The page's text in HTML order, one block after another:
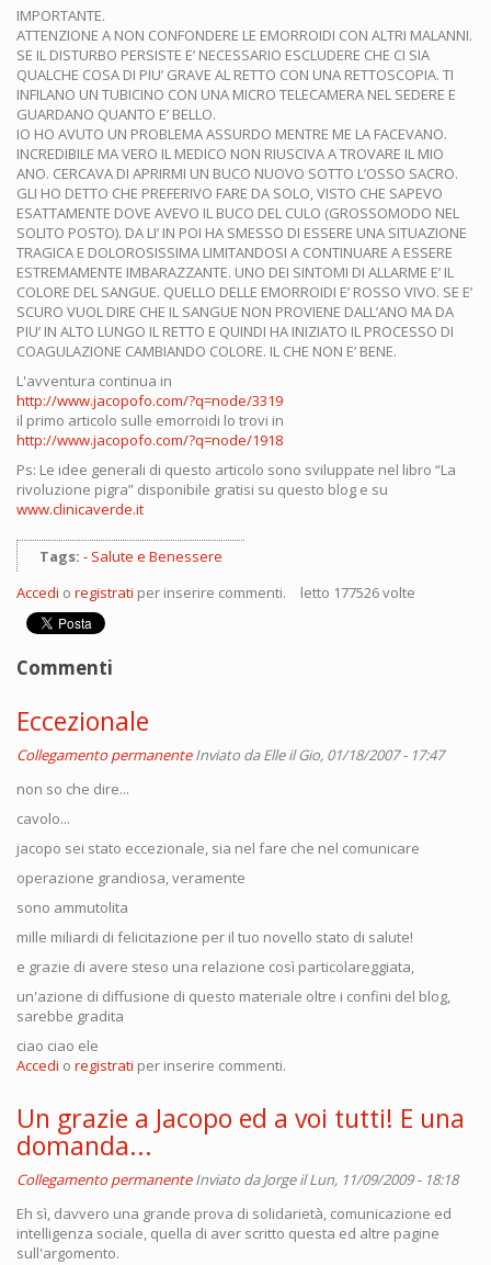
IMPORTANTE.
ATTENZIONE A NON CONFONDERE LE EMORROIDI CON ALTRI MALANNI.
SE IL DISTURBO PERSISTE E’ NECESSARIO ESCLUDERE CHE CI SIA
QUALCHE COSA DI PIU’ GRAVE AL RETTO CON UNA RETTOSCOPIA. TI
INFILANO UN TUBICINO CON UNA MICRO TELECAMERA NEL SEDERE E
GUARDANO QUANTO E’ BELLO.
IO HO AVUTO UN PROBLEMA ASSURDO MENTRE ME LA FACEVANO.
INCREDIBILE MA VERO IL MEDICO NON RIUSCIVA A TROVARE IL MIO
ANO. CERCAVA DI APRIRMI UN BUCO NUOVO SOTTO L’OSSO SACRO.
GLI HO DETTO CHE PREFERIVO FARE DA SOLO, VISTO CHE SAPEVO
ESATTAMENTE DOVE AVEVO IL BUCO DEL CULO (GROSSOMODO NEL
SOLITO POSTO). DA LI’ IN POI HA SMESSO DI ESSERE UNA SITUAZIONE
TRAGICA E DOLOROSISSIMA LIMITANDOSI A CONTINUARE A ESSERE
ESTREMAMENTE IMBARAZZANTE. UNO DEI SINTOMI DI ALLARME E’ IL
COLORE DEL SANGUE. QUELLO DELLE EMORROIDI E’ ROSSO VIVO. SE E’
SCURO VUOL DIRE CHE IL SANGUE NON PROVIENE DALL’ANO MA DA
PIU’ IN ALTO LUNGO IL RETTO E QUINDI HA INIZIATO IL PROCESSO DI
COAGULAZIONE CAMBIANDO COLORE. IL CHE NON E’ BENE.
L'avventura continua in
http://www.jacopofo.com/?q=node/3319
il primo articolo sulle emorroidi lo trovi in
http://www.jacopofo.com/?q=node/1918
Ps: Le idee generali di questo articolo sono sviluppate nel libro “La
rivoluzione pigra” disponibile gratisi su questo blog e su
www.clinicaverde.it
Tags:
Salute e Benessere
Accedi o registrati per inserire commenti. letto 177526 volte
Commenti
Eccezionale
Collegamento permanente Inviato daElleil Gio, 01/18/2007 - 17:47
non so che dire...
cavolo...
jacopo sei stato eccezionale, sia nel fare che nel comunicare
operazione grandiosa, veramente
sono ammutolita
mille miliardi di felicitazione per il tuo novello stato di salute!
e grazie di avere steso una relazione così particolareggiata,
un'azione di diffusione di questo materiale oltre i confini del blog,
sarebbe gradita
ciao ciao ele
Accedi o registrati per inserire commenti.
Un grazie a Jacopo ed a voi tutti! E una
domanda...
Collegamento permanente Inviato daJorgeil Lun, 11/09/2009 - 18:18
Eh sì, davvero una grande prova di solidarietà, comunicazione ed
intelligenza sociale, quella di aver scritto questa ed altre pagine
sull'argomento.